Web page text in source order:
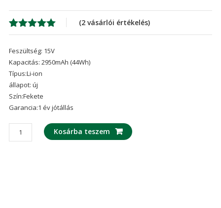
Értékelés
ből,
2
értékelés
alapján
(2 vásárlói értékelés)
Feszültség: 15V
Kapacitás: 2950mAh (44Wh)
Típus:Li-ion
állapot: új
Szín:Fekete
Garancia:1 év jótállás
laptop
akku/akkumulátor
Kosárba teszem